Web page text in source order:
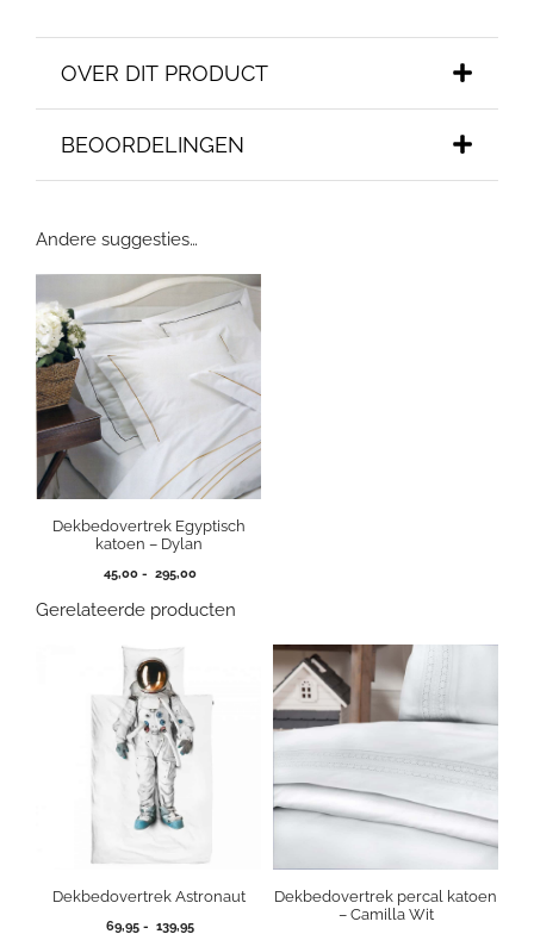
OVER DIT PRODUCT
BEOORDELINGEN
Andere suggesties…
Dekbedovertrek Egyptisch
katoen – Dylan
45,00 - 295,00Prijsklasse:
tot
Gerelateerde producten
Dekbedovertrek Astronaut
69,95 - 139,95Prijsklasse:
Dekbedovertrek percal katoen
– Camilla Wit